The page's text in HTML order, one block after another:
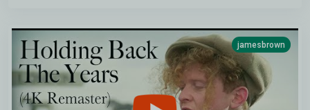
jamesbrown